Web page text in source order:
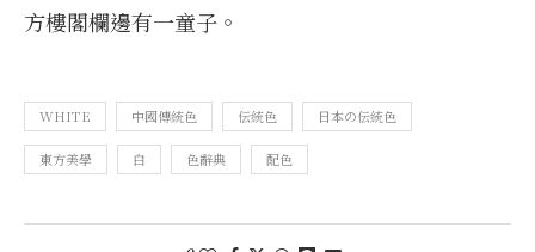
方樓閣欄邊有一童子。
WHITE 中國傳統色 伝統色 日本の伝統色
東方美學 白 色辭典 配色